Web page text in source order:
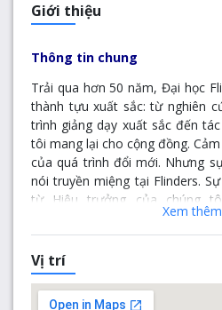
Giới thiệu
Thông tin chung
Trải qua hơn 50 năm, Đại học
thành tựu xuất sắc: từ nghiên
trình giảng dạy xuất sắc đến
tôi mang lại cho cộng đồng.
của quá trình đổi mới. Nhưng
nói truyền miệng tại Flinders.
từ Hiệu trưởng của chúng
ông nhiệt tình tham gia "thử
nghiệm" những ý tưởng sáng
sinh viên và cựu sinh viên của
vào kỷ nguyên của sự thay đổi
phá, Flinders đã chuẩn bị sẵn
Xem thêm
Vị trí